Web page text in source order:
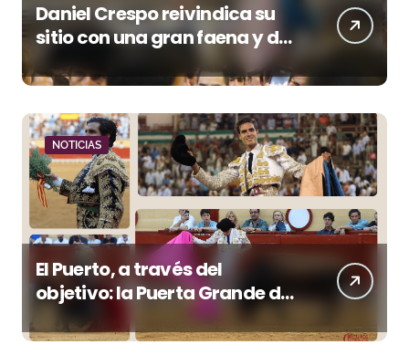
Daniel Crespo reivindica su
sitio con una gran faena y dos
orejas
NOTICIAS
El Puerto, a través del
objetivo: la Puerta Grande de
Crespo y el aroma de
Morante